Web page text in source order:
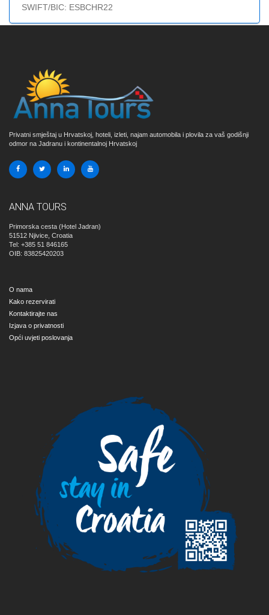
SWIFT/BIC: ESBCHR22
Privatni smještaj u Hrvatskoj, hoteli, izleti, najam automobila i plovila za vaš godišnji
odmor na Jadranu i kontinentalnoj Hrvatskoj
ANNA TOURS
Primorska cesta (Hotel Jadran)
51512 Njivice, Croatia
Tel: +385 51 846165
OIB: 83825420203
O nama
Kako rezervirati
Kontaktirajte nas
Izjava o privatnosti
Opći uvjeti poslovanja